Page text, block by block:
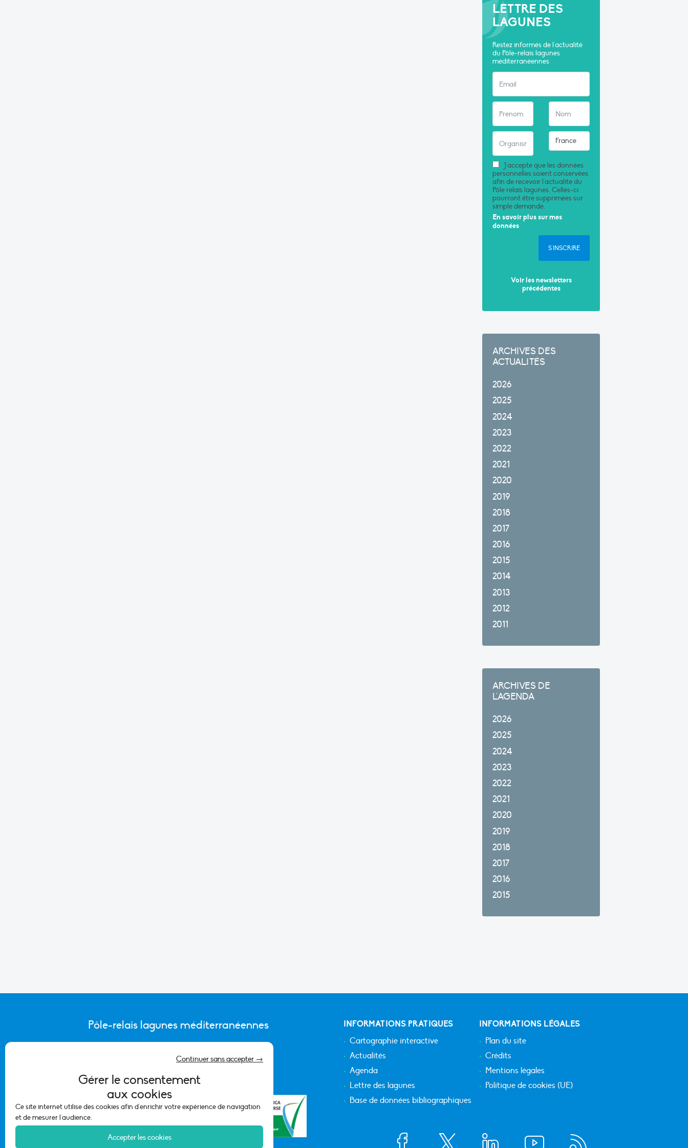
Gérer le consentement
aux cookies
Ce site internet utilise des cookies afin d'enrichir votre expérience de navigation
et de mesurer l'audience.
Accepter les cookies
Continuer sans accepter →
LETTRE DES
LAGUNES
Restez informés de l'actualité
du Pôle-relais lagunes
méditerranéennes
J'accepte que les données
personnelles soient conservées
afin de recevoir l'actualité du
Pôle relais lagunes. Celles-ci
pourront être supprimées sur
simple demande.
En savoir plus sur mes
données
S'INSCRIRE
Voir les newsletters
précédentes
ARCHIVES DES
ACTUALITÉS
2026
2025
2024
2023
2022
2021
2020
2019
2018
2017
2016
2015
2014
2013
2012
2011
ARCHIVES DE
L'AGENDA
2026
2025
2024
2023
2022
2021
2020
2019
2018
2017
2016
2015
Pôle-relais lagunes méditerranéennes
CONTACTER L’ÉQUIPE DU PÔLE
INFORMATIONS PRATIQUES
Cartographie interactive
Actualités
Agenda
Lettre des lagunes
Base de données bibliographiques
INFORMATIONS LÉGALES
Plan du site
Crédits
Mentions légales
Politique de cookies (UE)